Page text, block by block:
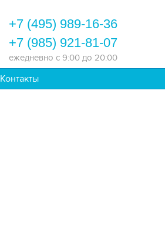
+7 (495) 989-16-36
+7 (985) 921-81-07
ежедневно с 9:00 до 20:00
Контакты